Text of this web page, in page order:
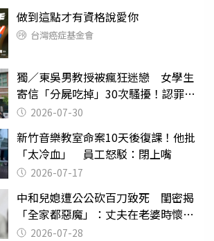
做到這點才有資格說愛你
台灣癌症基金會
獨／東吳男教授被瘋狂迷戀 女學生
寄信「分屍吃掉」30次騷擾！認罪免
關 2026-07-30
新竹音樂教室命案10天後復課！他批
「太冷血」 員工怒駁：閉上嘴
2026-07-17
中和兒媳遭公公砍百刀致死 閨密揭
「全家都惡魔」：丈夫在老婆時懷孕
摔東西
2026-07-28